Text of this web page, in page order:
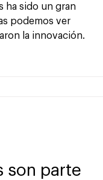
ha sido un gran
podemos ver
la innovación.
son parte